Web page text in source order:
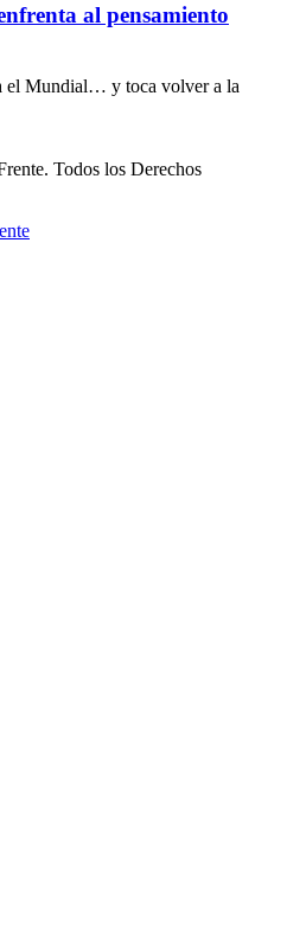
al pensamiento
el Mundial… y toca volver a la
Todos los Derechos